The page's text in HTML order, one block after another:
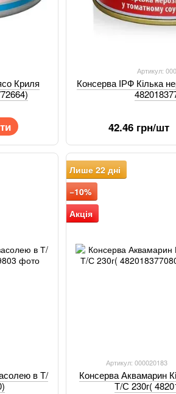
Криля
Артикул:
Консерва ІРФ Кілька
42.46 грн/шт
в Т/
Лише 22 дні
−10%
Акція
Артикул: 000020183
Консерва Аквамарин
Т/С 230г(